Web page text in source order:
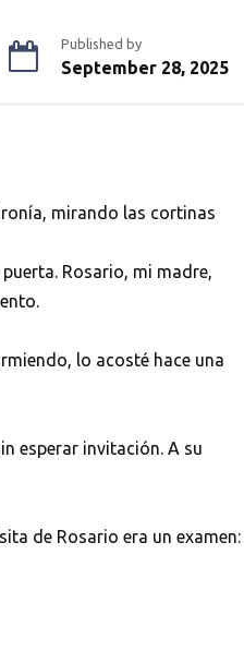
Published by
September 28, 2025
mirando las cortinas
Rosario, mi madre,
lo acosté hace una
esperar invitación. A su
de Rosario era un examen: